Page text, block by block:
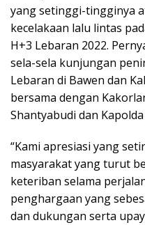
yang setinggi-tingginya
kecelakaan lalu lintas
H+3 Lebaran 2022.
sela-sela kunjungan
Lebaran di Bawen dan
bersama dengan
Shantyabudi dan
“Kami apresiasi yang
masyarakat yang turut
keteriban selama
penghargaan yang
dan dukungan serta